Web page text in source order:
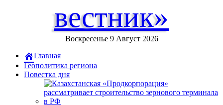
вестник»
Воскресенье 9 Август 2026
Главная
Геополитика региона
Повестка дня